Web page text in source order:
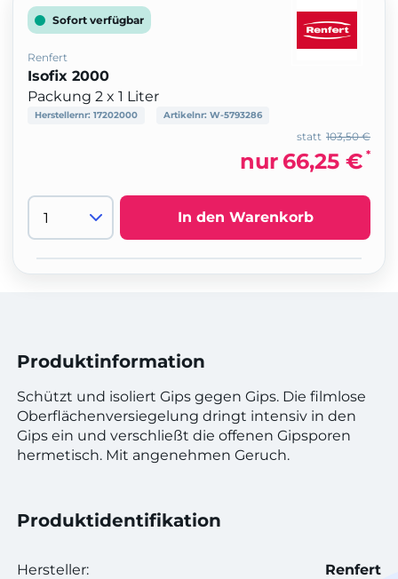
Sofort verfügbar
Renfert
Isofix 2000
Packung 2 x 1 Liter
Herstellernr: 17202000 Artikelnr: W-5793286
103,50 €
statt
nur 66,25 € *
In den Warenkorb
Produktinformation
Schützt und isoliert Gips gegen Gips. Die filmlose
Oberflächenversiegelung dringt intensiv in den
Gips ein und verschließt die offenen Gipsporen
hermetisch. Mit angenehmen Geruch.
Produktidentifikation
Hersteller: Renfert